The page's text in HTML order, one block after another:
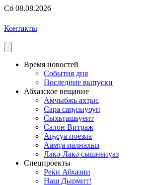
Сб 08.08.2026
Контакты
Время новостей
События дня
Последние выпуски
Абхазское вещание
Амчыбжь ахҭыс
Сара саҧсыуоуп
Сыхьҭашьуеит
Салон Витраж
Аҧсуа поезиа
Аамҭа иалнахыз
Лакә-Лакә сышнеиуаз
Спецпроекты
Реки Абхазии
Наш Дырмит!